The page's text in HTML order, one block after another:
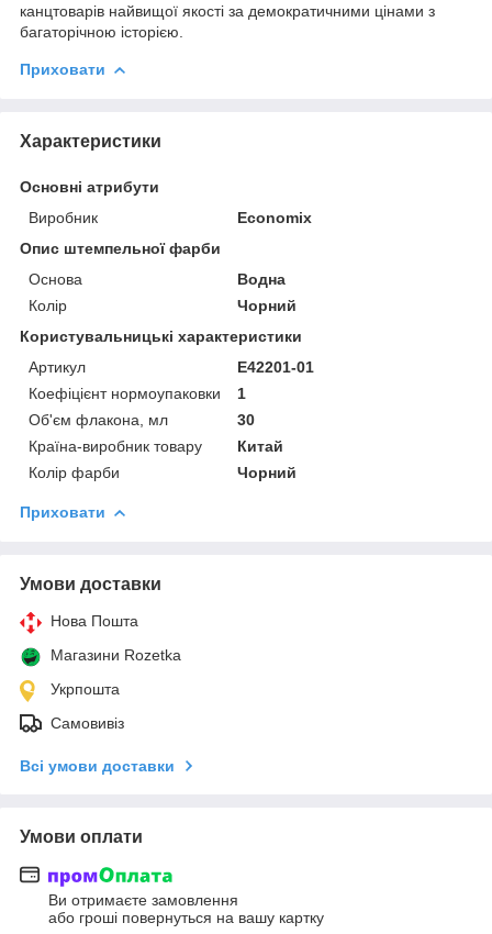
канцтоварів найвищої якості за демократичними цінами з
багаторічною історією.
Приховати
Характеристики
Основні атрибути
Виробник
Economix
Опис штемпельної фарби
Основа
Водна
Колір
Чорний
Користувальницькі характеристики
Артикул
E42201-01
Коефіцієнт нормоупаковки
1
Об'єм флакона, мл
30
Країна-виробник товару
Китай
Колір фарби
Чорний
Приховати
Умови доставки
Нова Пошта
Магазини Rozetka
Укрпошта
Самовивіз
Всі умови доставки
Умови оплати
Ви отримаєте замовлення
або гроші повернуться на вашу картку